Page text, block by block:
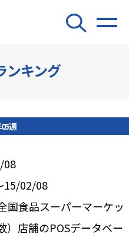
ンキング
週
08
15/02/08
国食品スーパーマーケッ
）店舗のPOSデータベー